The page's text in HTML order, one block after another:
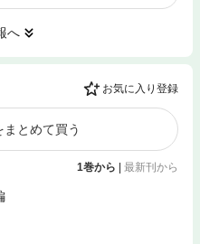
へ
お気に入り登録
とめて買う
1巻から | 最新刊から